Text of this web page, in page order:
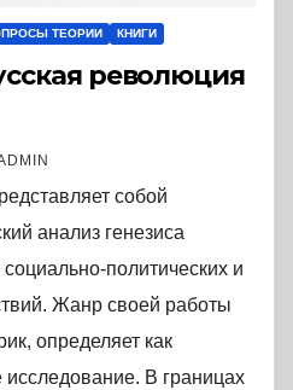
ТЕОРИИ КНИГИ
революция
собой
анализ генезиса
политических и
Жанр своей работы
определяет как
В границах